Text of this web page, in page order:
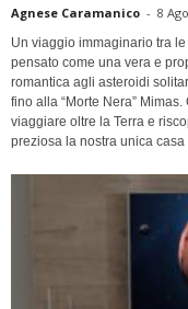
Agnese Caramanico - 8
Un viaggio immaginario tra
pensato come una vera e
romantica agli asteroidi
fino alla “Morte Nera”
viaggiare oltre la Terra e
preziosa la nostra unica casa